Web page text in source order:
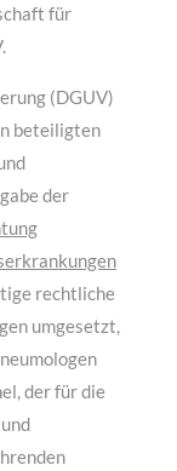
für
(DGUV)
beteiligten
der
rechtliche
umgesetzt,
der für die